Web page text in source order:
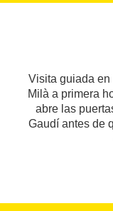
Visita guiada en
Milà a primera
abre las
Gaudí antes de